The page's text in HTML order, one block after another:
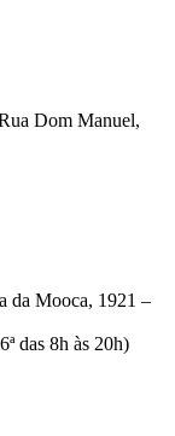
Dom Manuel,
da Mooca, 1921 –
das 8h às 20h)